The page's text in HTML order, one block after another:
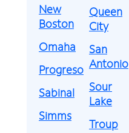
New
Boston
Omaha
Progreso
Sabinal
Simms
Queen
City
San
Antonio
Sour
Lake
Troup